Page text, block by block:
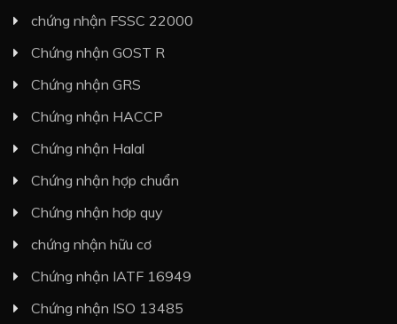
chứng nhận FSSC 22000
Chứng nhận GOST R
Chứng nhận GRS
Chứng nhận HACCP
Chứng nhận Halal
Chứng nhận hợp chuẩn
Chứng nhận hơp quy
chứng nhận hữu cơ
Chứng nhận IATF 16949
Chứng nhận ISO 13485